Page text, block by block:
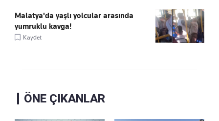
Malatya'da yaşlı yolcular arasında
yumruklu kavga!
Kaydet
ÖNE ÇIKANLAR